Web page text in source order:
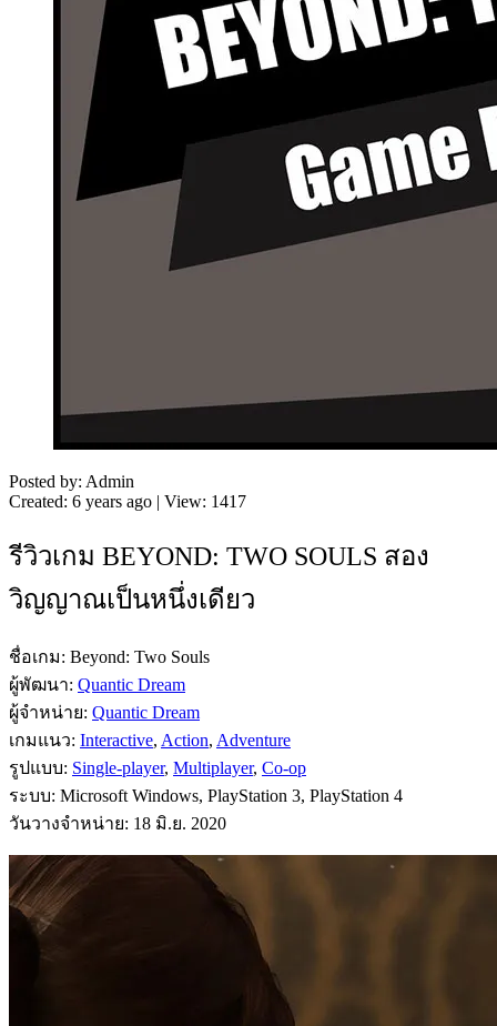
Posted by: Admin
Created: 6 years ago | View: 1417
รีวิวเกม BEYOND: TWO SOULS สอง
วิญญาณเป็นหนึ่งเดียว
ชื่อเกม: Beyond: Two Souls
ผู้พัฒนา: Quantic Dream
ผู้จำหน่าย: Quantic Dream
เกมแนว: Interactive, Action, Adventure
รูปแบบ: Single-player, Multiplayer, Co-op
ระบบ: Microsoft Windows, PlayStation 3, PlayStation 4
วันวางจำหน่าย: 18 มิ.ย. 2020